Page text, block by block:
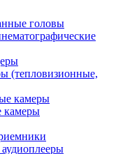
головы
(тепловизионные,
камеры
камеры